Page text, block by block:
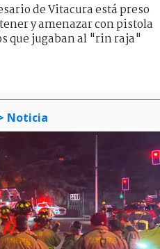
de Vitacura está preso
y amenazar con pistola
que jugaban al "rin raja"
Noticia